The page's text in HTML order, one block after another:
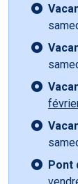
Pont